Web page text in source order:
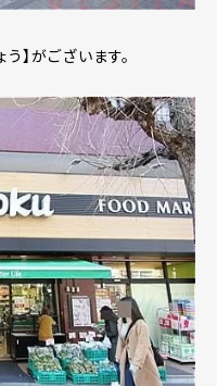
】がございます。